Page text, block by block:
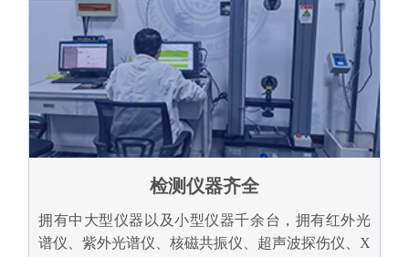
检测仪器齐全
拥有中大型仪器以及小型仪器千余台，拥有红外光
谱仪、紫外光谱仪、核磁共振仪、超声波探伤仪、X